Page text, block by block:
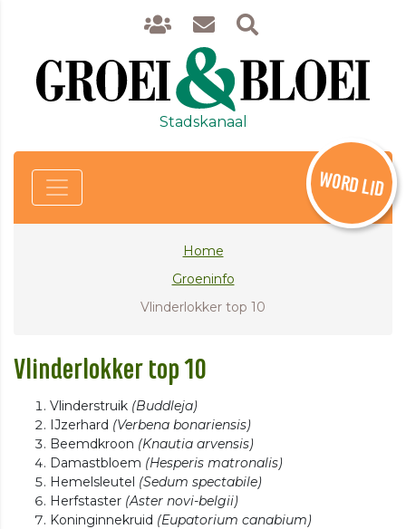
Stadskanaal
WORD LID
Home
Groeninfo
Vlinderlokker top 10
Vlinderlokker top 10
Vlinderstruik (Buddleja)
IJzerhard (Verbena bonariensis)
Beemdkroon (Knautia arvensis)
Damastbloem (Hesperis matronalis)
Hemelsleutel (Sedum spectabile)
Herfstaster (Aster novi-belgii)
Koninginnekruid (Eupatorium canabium)